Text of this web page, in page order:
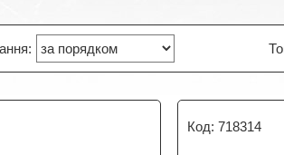
718314